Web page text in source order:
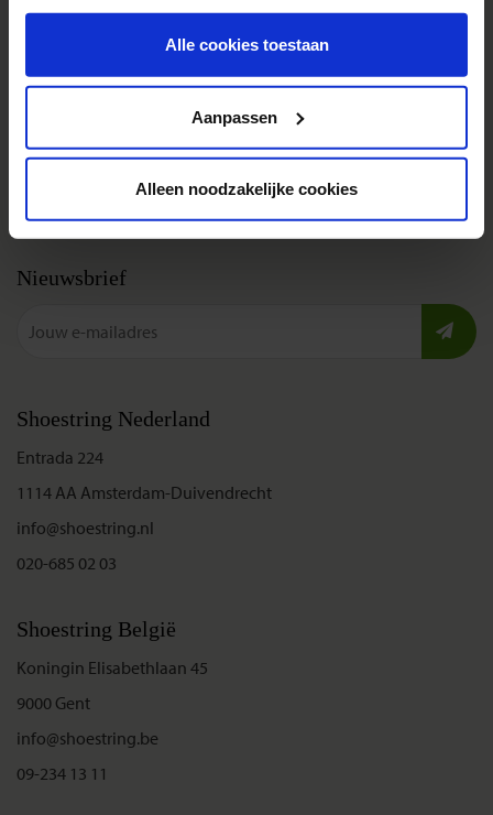
onder aan de pagina op elk gewenst moment voor de
toekomst wijzigen.Alle cookies toestaan
Aanpassen
Alleen noodzakelijke cookies
Bel, mail of chat met ons
Cookies instellingen
Nieuwsbrief
Shoestring Nederland
Entrada 224
1114 AA Amsterdam-Duivendrecht
info@shoestring.nl
020-685 02 03
Shoestring België
Koningin Elisabethlaan 45
9000 Gent
info@shoestring.be
09-234 13 11